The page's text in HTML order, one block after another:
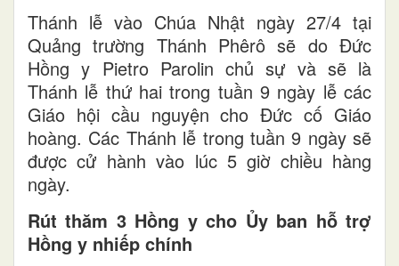
Thánh lễ vào Chúa Nhật ngày 27/4 tại
Quảng trường Thánh Phêrô sẽ do Đức
Hồng y Pietro Parolin chủ sự và sẽ là
Thánh lễ thứ hai trong tuần 9 ngày lễ các
Giáo hội cầu nguyện cho Đức cố Giáo
hoàng. Các Thánh lễ trong tuần 9 ngày sẽ
được cử hành vào lúc 5 giờ chiều hàng
ngày.
Rút thăm 3 Hồng y cho Ủy ban hỗ trợ
Hồng y nhiếp chính